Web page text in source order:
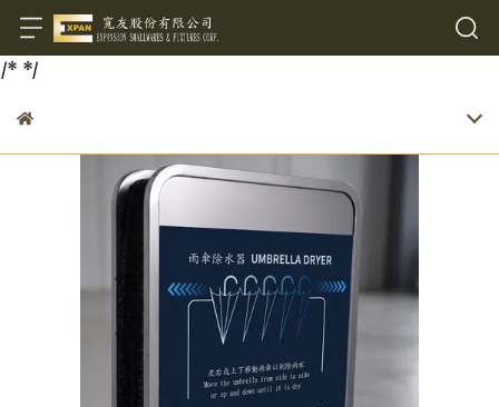
/* */